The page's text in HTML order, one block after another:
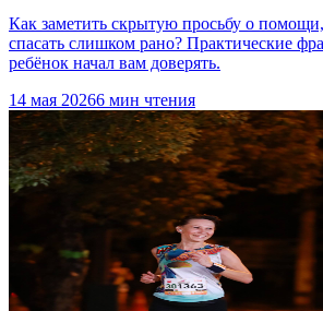
Как заметить скрытую просьбу о
спасать слишком рано? Практические
ребёнок начал вам доверять.
14 мая 20266 мин чтения